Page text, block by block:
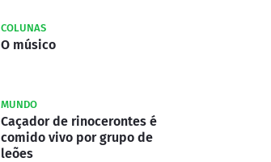
COLUNAS
O músico
MUNDO
Caçador de rinocerontes é
comido vivo por grupo de
leões